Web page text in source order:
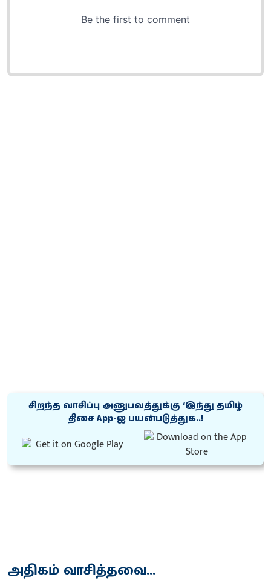
சிறந்த வாசிப்பு அனுபவத்துக்கு ‘இந்து தமிழ்
திசை App-ஐ பயன்படுத்துக..!
அதிகம் வாசித்தவை...